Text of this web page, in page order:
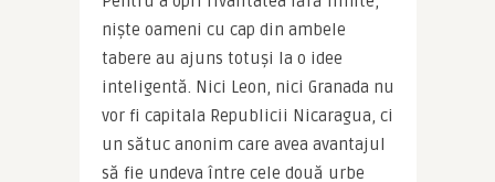
niște oameni cu cap din ambele
tabere au ajuns totuși la o idee
inteligentă. Nici Leon, nici Granada nu
vor fi capitala Republicii Nicaragua, ci
un sătuc anonim care avea avantajul
să fie undeva între cele două urbe